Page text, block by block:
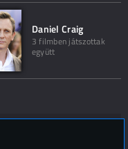
Daniel Craig
3 filmben játszottak
együtt